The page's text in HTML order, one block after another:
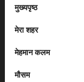
मुख्यपृष्ठ
मेरा शहर
मेहमान कलम
मौसम